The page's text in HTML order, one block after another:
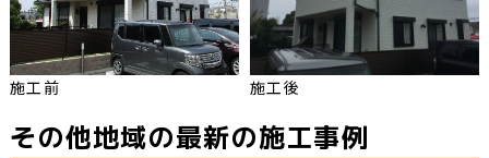
施工前 施工後
その他地域の最新の施工事例